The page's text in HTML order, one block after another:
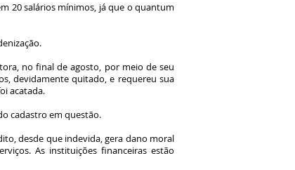
20 salários mínimos, já que o quantum
no final de agosto, por meio de seu
devidamente quitado, e requereu sua
acatada.
cadastro em questão.
desde que indevida, gera dano moral
As instituições financeiras estão